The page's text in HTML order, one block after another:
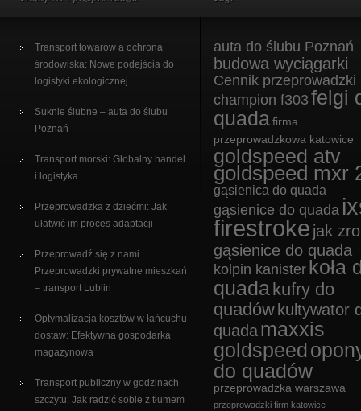
Transport towarów a ochrona
środowiska: Nowe podejścia do
logistyki ekologicznej
Suknie ślubne – auta do ślubu
Poznań
Transport morski: Globalny handel
i logistyka
Przeprowadzka z dziećmi: Jak
ułatwić im proces adaptacji
Przeprowadź się z nami.
Przeprowadzki prywatne mieszkań
– transport Lublin
Optymalizacja kosztów w łańcuchu
dostaw: Efektywna gospodarka
magazynowa
Transport publiczny w godzinach
szczytu: Jak radzić sobie z tłumem
auta do ślubu Poznań
budowa wyciągarki
Cennik przeprowadzki
champion f303 felgi
quada firma
przeprowadzkowa katowice
goldspeed atv
goldspeed mxr
gąsienica do quada
gąsienice do quada
firestroke jak
gąsienice do quada
kolpin kanister koła
quada kufry do
quadów kultywator
quada maxxis
goldspeed
do quadów
przeprowadzka warszawa
przeprowadzki firm katowice